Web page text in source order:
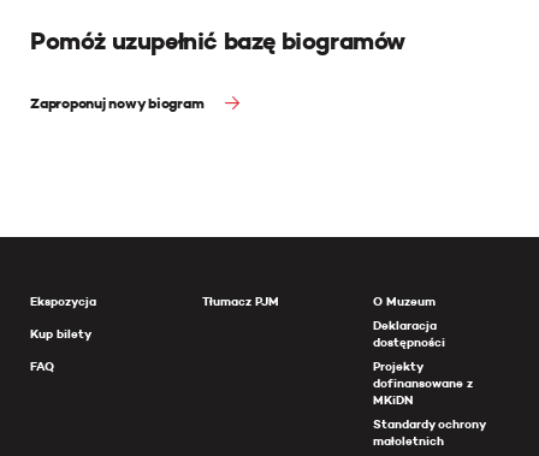
Pomóż uzupełnić bazę biogramów
Zaproponuj nowy biogram
Ekspozycja
Kup bilety
FAQ
Tłumacz PJM
O Muzeum
Deklaracja
dostępności
Projekty
dofinansowane z
MKiDN
Standardy ochrony
małoletnich